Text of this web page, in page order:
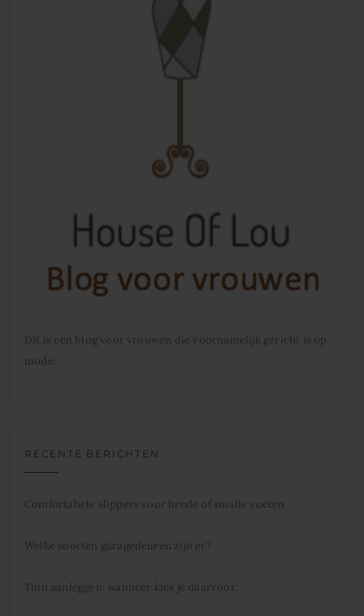
Dit is een blog voor vrouwen die voornamelijk gericht is op
mode.
RECENTE BERICHTEN
Comfortabele slippers voor brede of smalle voeten
Welke soorten garagedeuren zijn er?
Tuin aanleggen: wanneer kies je daarvoor